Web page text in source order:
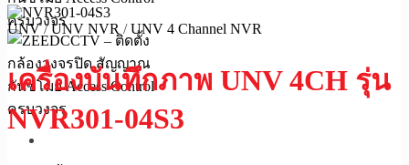
UNV / UNV NVR / UNV 4 Channel NVR
เครื่องบันทึกภาพ UNV 4CH รุ่น
NVR301-04S3